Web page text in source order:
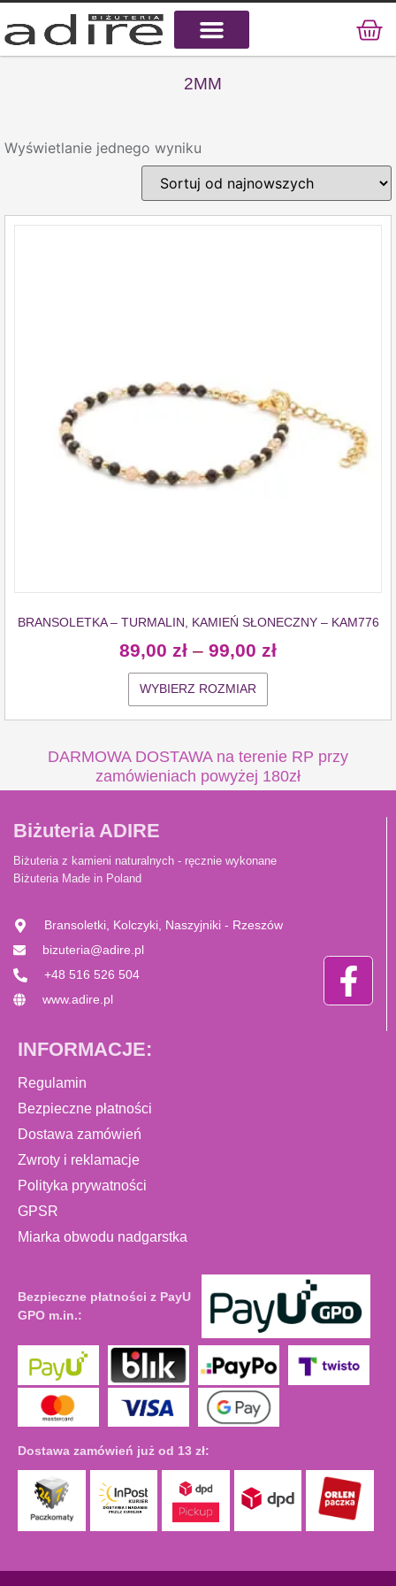
2MM
Wyświetlanie jednego wyniku
BRANSOLETKA – TURMALIN, KAMIEŃ SŁONECZNY – KAM776
89,00 zł – 99,00 zł
WYBIERZ ROZMIAR
DARMOWA DOSTAWA na terenie RP przy
zamówieniach powyżej 180zł
Biżuteria ADIRE
Biżuteria z kamieni naturalnych - ręcznie wykonane
Biżuteria Made in Poland
Bransoletki, Kolczyki, Naszyjniki - Rzeszów
bizuteria@adire.pl
+48 516 526 504
www.adire.pl
INFORMACJE:
Regulamin
Bezpieczne płatności
Dostawa zamówień
Zwroty i reklamacje
Polityka prywatności
GPSR
Miarka obwodu nadgarstka
Bezpieczne płatności z PayU
GPO m.in.:
Dostawa zamówień już od 13 zł: